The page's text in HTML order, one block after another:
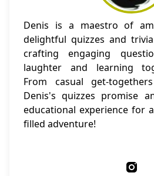
Denis is a maestro of
delightful quizzes and
crafting engaging
laughter and learning
From casual get-
Denis's quizzes promise
educational experience for
filled adventure!